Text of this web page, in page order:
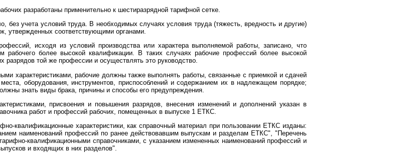
разработаны применительно к шестиразрядной тарифной сетке.
без учета условий труда. В необходимых случаях условия труда (тяжесть, вредность и другие)
утвержденных соответствующими органами.
исходя из условий производства или характера выполняемой работы, записано, что
рабочего более высокой квалификации. В таких случаях рабочие профессий более высокой
той же профессии и осуществлять это руководство.
характеристиками, рабочие должны также выполнять работы, связанные с приемкой и сдачей
оборудования, инструментов, приспособлений и содержанием их в надлежащем порядке;
знать виды брака, причины и способы его предупреждения.
присвоения и повышения разрядов, внесения изменений и дополнений указан в
работ и профессий рабочих, помещенных в выпуске 1 ЕТКС.
квалификационные характеристики, как справочный материал при пользовании ЕТКС изданы:
наименований профессий по ранее действовавшим выпускам и разделам ЕТКС", "Перечень
квалификационными справочниками, с указанием измененных наименований профессий и
и входящих в них разделов".